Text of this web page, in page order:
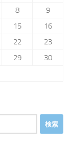
8
9
15
16
22
23
29
30